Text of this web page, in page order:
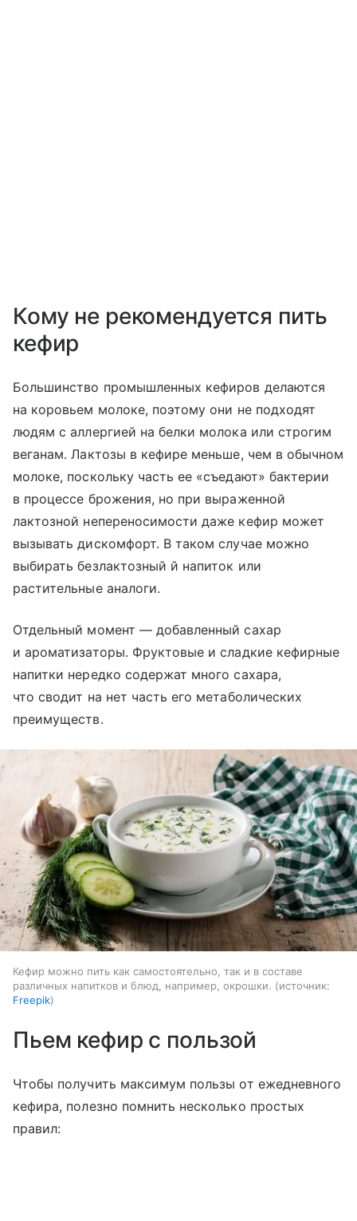
Кому не рекомендуется пить
кефир
Большинство промышленных кефиров делаются
на коровьем молоке, поэтому они не подходят
людям с аллергией на белки молока или строгим
веганам. Лактозы в кефире меньше, чем в обычном
молоке, поскольку часть ее «съедают» бактерии
в процессе брожения, но при выраженной
лактозной непереносимости даже кефир может
вызывать дискомфорт. В таком случае можно
выбирать безлактозный й напиток или
растительные аналоги.
Отдельный момент — добавленный сахар
и ароматизаторы. Фруктовые и сладкие кефирные
напитки нередко содержат много сахара,
что сводит на нет часть его метаболических
преимуществ.
Кефир можно пить как самостоятельно, так и в составе
различных напитков и блюд, например, окрошки.
источник:
Freepik
Пьем кефир с пользой
Чтобы получить максимум пользы от ежедневного
кефира, полезно помнить несколько простых
правил: